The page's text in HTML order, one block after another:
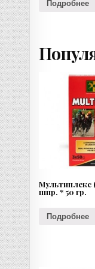
Подробнее
Мультиплекс
шпр. * 50 гр.
Подробнее